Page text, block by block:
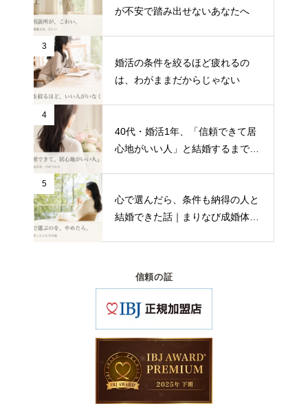
が不安で踏み出せないあなたへ
3
婚活の条件を絞るほど疲れるの
は、わがままだからじゃない
4
40代・婚活1年、「信頼できて居
心地がいい人」と結婚するまで｜
5
心で選んだら、条件も納得の人と
結婚できた話｜まりなび成婚体験
信頼の証